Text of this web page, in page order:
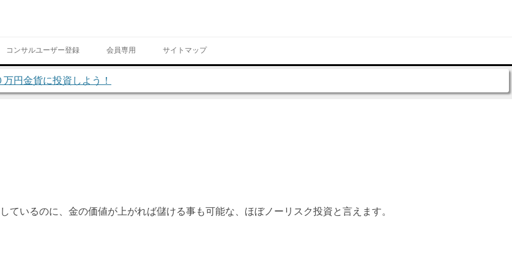
コンサルユーザー登録 会員専用 サイトマップ
円金貨に投資しよう！
いるのに、金の価値が上がれば儲ける事も可能な、ほぼノーリスク投資と言えます。